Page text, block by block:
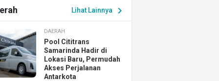
Lihat Lainnya chevron_right
DAERAH
Pool Cititrans
Samarinda Hadir di
Lokasi Baru, Permudah
Akses Perjalanan
Antarkota